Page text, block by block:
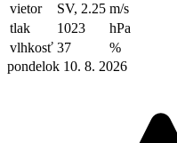
vietor
SV, 2.25 m/s
tlak
1023
hPa
vlhkosť 37
%
pondelok 10. 8. 2026